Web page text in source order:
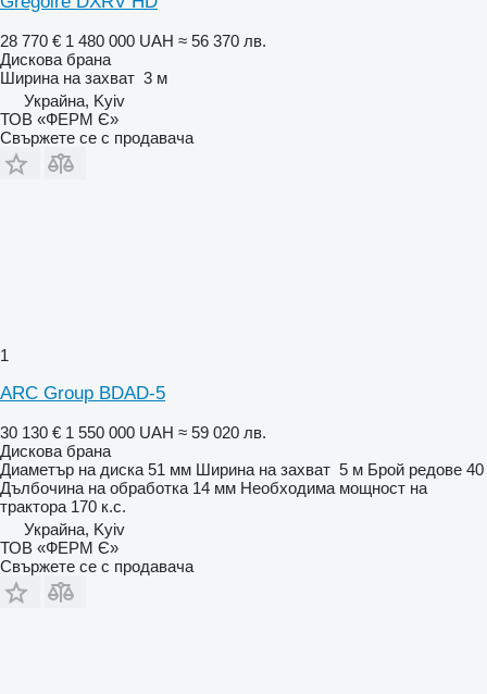
28 770 € 1 480 000 UAH ≈ 56 370 лв.
Дискова брана
Ширина на захват 3 м
Украйна, Kyiv
ТОВ «ФЕРМ Є»
Свържете се с продавача
1
ARC Group BDAD-5
30 130 € 1 550 000 UAH ≈ 59 020 лв.
Дискова брана
Диаметър на диска 51 мм Ширина на захват 5 м Брой редове 40
Дълбочина на обработка 14 мм Необходима мощност на
трактора 170 к.с.
Украйна, Kyiv
ТОВ «ФЕРМ Є»
Свържете се с продавача